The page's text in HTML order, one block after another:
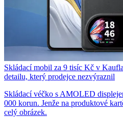
Skládací mobil za 9 tisíc Kč v
detailu, který prodejce nezvýraznil
Skládací véčko s AMOLED
000 korun. Jenže na produktové
celý obrázek.